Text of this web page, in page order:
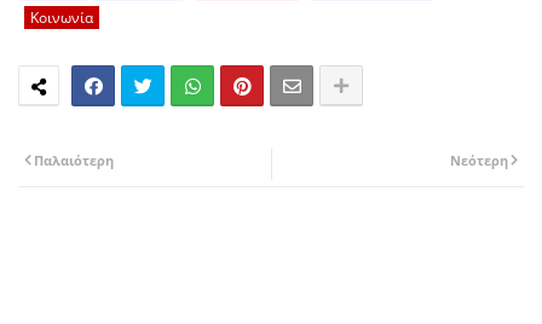
Κοινωνία
Νεότερη
Παλαιότερη